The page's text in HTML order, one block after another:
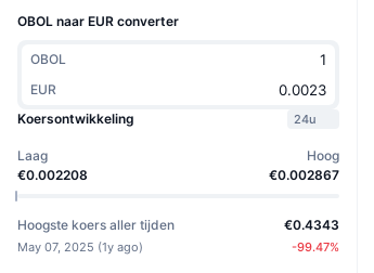
OBOL naar EUR converter
OBOL
EUR
Koersontwikkeling
24u
Laag
€0.002208
Hoog
€0.002867
Hoogste koers aller tijden
May 07, 2025 (1y ago)
€0.4343
-99.47%